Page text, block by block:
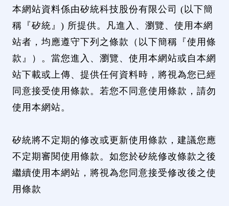
本網站資料係由矽統科技股份有限公司 (以下簡
稱『矽統』) 所提供。凡進入、瀏覽、使用本網
站者，均應遵守下列之條款（以下簡稱『使用條
款』）。當您進入、瀏覽、使用本網站或自本網
站下載或上傳、提供任何資料時，將視為您已經
同意接受使用條款。若您不同意使用條款，請勿
使用本網站。
矽統將不定期的修改或更新使用條款，建議您應
不定期審閱使用條款。如您於矽統修改條款之後
繼續使用本網站，將視為您同意接受修改後之使
用條款